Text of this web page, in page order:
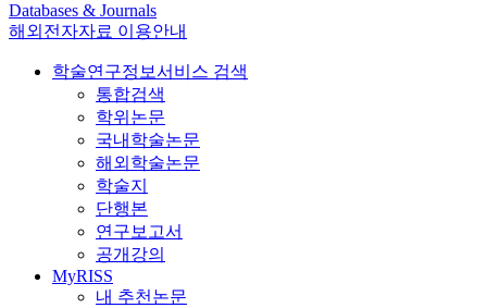
Databases & Journals
해외전자자료 이용안내
학술연구정보서비스 검색
통합검색
학위논문
국내학술논문
해외학술논문
학술지
단행본
연구보고서
공개강의
MyRISS
내 추천논문